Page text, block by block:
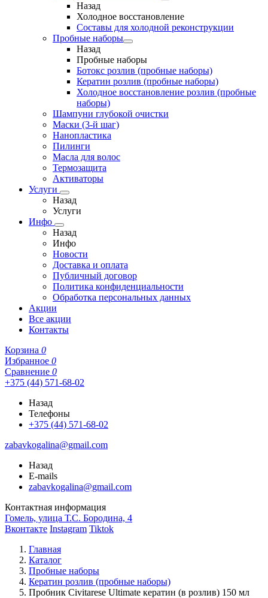
Назад
Холодное восстановление
Составы для холодной реконструкции
Пробные наборы
Назад
Пробные наборы
Ботокс розлив (пробные наборы)
Кератин розлив (пробные наборы)
Холодное восстановление розлив (пробные
наборы)
Шампуни глубокой очистки
Маски (3-й шаг)
Нанопластика
Пилинги
Масла для волос
Термозащита
Активаторы
Услуги
Назад
Услуги
Инфо
Назад
Инфо
Новости
Доставка и оплата
Публичный договор
Политика конфиденциальности
Обработка персональных данных
Акции
Все акции
Контакты
Корзина 0
Избранное 0
Сравнение 0
+375 (44) 571-68-02
Назад
Телефоны
+375 (44) 571-68-02
zabavkogalina@gmail.com
Назад
E-mails
zabavkogalina@gmail.com
Контактная информация
Гомель, улица Т.С. Бородина, 4
Вконтакте Instagram Tiktok
Главная
Каталог
Пробные наборы
Кератин розлив (пробные наборы)
Пробник Civitarese Ultimate кератин (в розлив) 150 мл